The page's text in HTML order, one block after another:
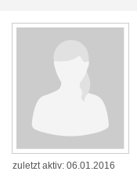
zuletzt aktiv: 06.01.2016